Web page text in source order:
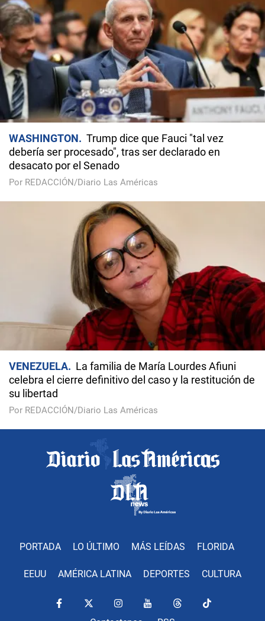
WASHINGTON
Trump dice que Fauci "tal vez
debería ser procesado", tras ser declarado en
desacato por el Senado
Por REDACCIÓN/Diario Las Américas
VENEZUELA
La familia de María Lourdes Afiuni
celebra el cierre definitivo del caso y la restitución de
su libertad
Por REDACCIÓN/Diario Las Américas
PORTADA LO ÚLTIMO MÁS LEÍDAS FLORIDA
EEUU AMÉRICA LATINA DEPORTES CULTURA